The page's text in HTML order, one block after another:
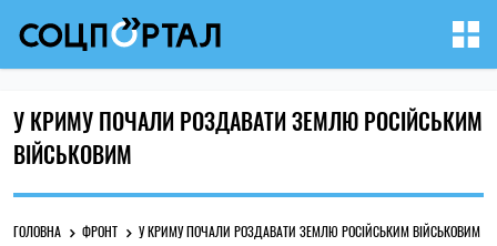
У КРИМУ ПОЧАЛИ РОЗДАВАТИ ЗЕМЛЮ РОСІЙСЬКИМ
ВІЙСЬКОВИМ
ГОЛОВНА ФРОНТ У КРИМУ ПОЧАЛИ РОЗДАВАТИ ЗЕМЛЮ РОСІЙСЬКИМ ВІЙСЬКОВИМ